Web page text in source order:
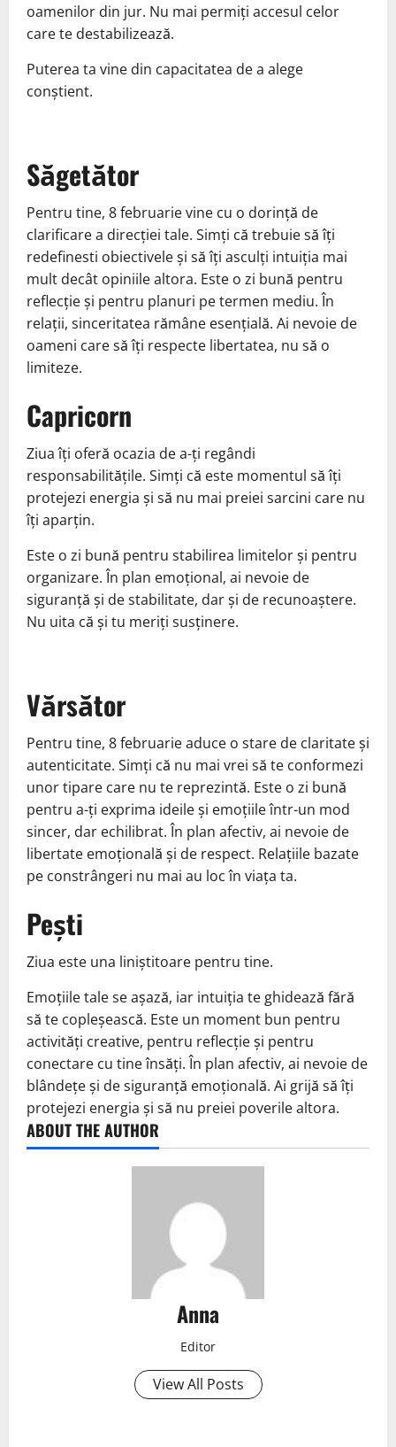
oamenilor din jur. Nu mai permiți accesul celor
care te destabilizează.
Puterea ta vine din capacitatea de a alege
conștient.
Săgetător
Pentru tine, 8 februarie vine cu o dorință de
clarificare a direcției tale. Simți că trebuie să îți
redefinesti obiectivele și să îți asculți intuiția mai
mult decât opiniile altora. Este o zi bună pentru
reflecție și pentru planuri pe termen mediu. În
relații, sinceritatea rămâne esențială. Ai nevoie de
oameni care să îți respecte libertatea, nu să o
limiteze.
Capricorn
Ziua îți oferă ocazia de a-ți regândi
responsabilitățile. Simți că este momentul să îți
protejezi energia și să nu mai preiei sarcini care nu
îți aparțin.
Este o zi bună pentru stabilirea limitelor și pentru
organizare. În plan emoțional, ai nevoie de
siguranță și de stabilitate, dar și de recunoaștere.
Nu uita că și tu meriți susținere.
Vărsător
Pentru tine, 8 februarie aduce o stare de claritate și
autenticitate. Simți că nu mai vrei să te conformezi
unor tipare care nu te reprezintă. Este o zi bună
pentru a-ți exprima ideile și emoțiile într-un mod
sincer, dar echilibrat. În plan afectiv, ai nevoie de
libertate emoțională și de respect. Relațiile bazate
pe constrângeri nu mai au loc în viața ta.
Pești
Ziua este una liniștitoare pentru tine.
Emoțiile tale se așază, iar intuiția te ghidează fără
să te copleșească. Este un moment bun pentru
activități creative, pentru reflecție și pentru
conectare cu tine însăți. În plan afectiv, ai nevoie de
blândețe și de siguranță emoțională. Ai grijă să îți
protejezi energia și să nu preiei poverile altora.
ABOUT THE AUTHOR
Anna
Editor
View All Posts